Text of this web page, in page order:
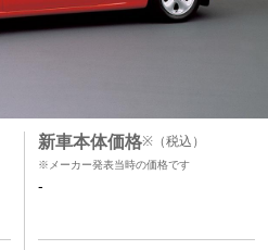
新車本体価格※ （税込）
※メーカー発表当時の価格です
-